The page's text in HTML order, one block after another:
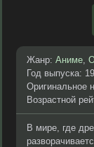
Жанр: Аниме,
Год выпуска:
Оригинальное
Возрастной
В мире, где